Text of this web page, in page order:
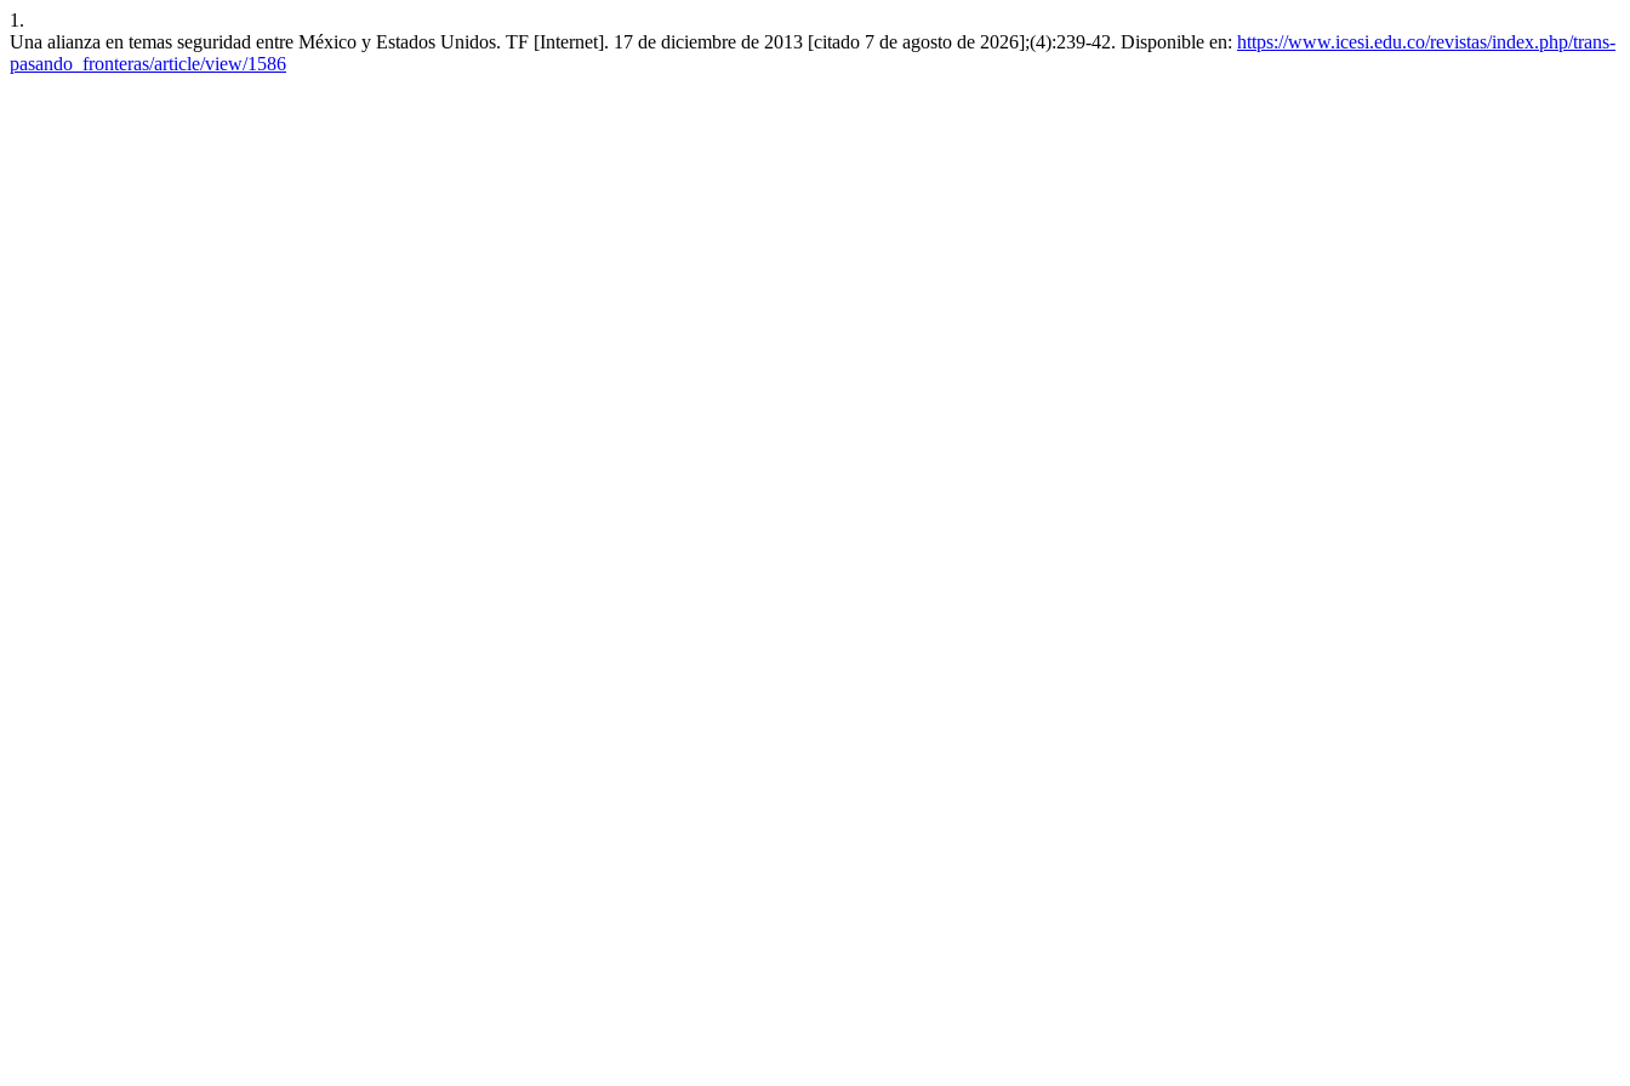
1.
Una alianza en temas seguridad entre México y Estados Unidos. TF [Internet]. 17 de diciembre de 2013 [citado 7 de agosto de 2026];(4):239-42. Disponible en: https://www.icesi.edu.co/revistas/index.php/trans-
pasando_fronteras/article/view/1586